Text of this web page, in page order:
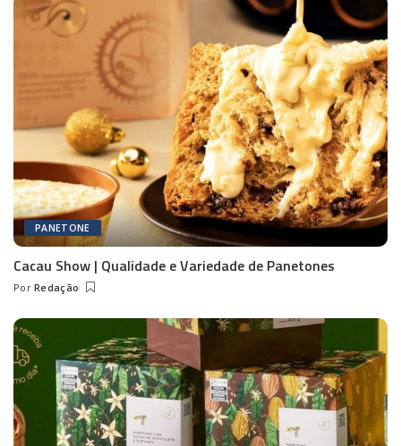
PANETONE
Cacau Show | Qualidade e Variedade de Panetones
Posted
Por Redação